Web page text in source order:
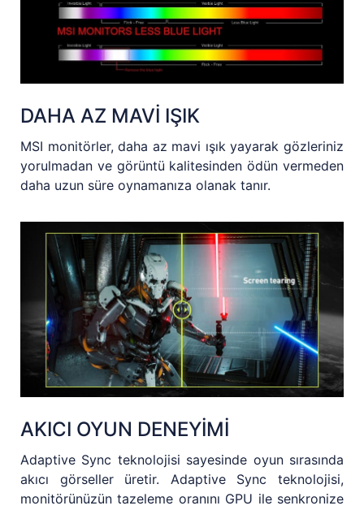
DAHA AZ MAVİ IŞIK
MSI monitörler, daha az mavi ışık yayarak gözleriniz
yorulmadan ve görüntü kalitesinden ödün vermeden
daha uzun süre oynamanıza olanak tanır.
AKICI OYUN DENEYİMİ
Adaptive Sync teknolojisi sayesinde oyun sırasında
akıcı görseller üretir. Adaptive Sync teknolojisi,
monitörünüzün tazeleme oranını GPU ile senkronize